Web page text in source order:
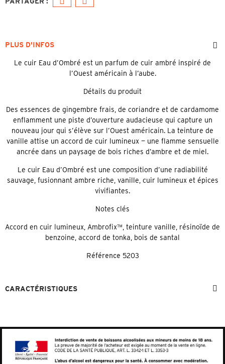
PLUS D'INFOS
Le cuir Eau d’Ombré est un parfum de cuir ambré inspiré de
l’Ouest américain à l’aube.
Détails du produit
Des essences de gingembre frais, de coriandre et de cardamome
enflamment une piste d’ouverture audacieuse qui capture un
nouveau jour qui s’élève sur l’Ouest américain. La teinture de
vanille attise un accord de cuir lumineux — une flamme sensuelle
ancrée dans un paysage de bois riches d’ambre et de miel.
Le cuir Eau d’Ombré est une composition d’une radiabilité
sauvage, fusionnant ambre riche, vanille, cuir lumineux et épices
vivifiantes.
Notes clés
Accord en cuir lumineux, Ambrofix™, teinture vanille, résinoïde de
benzoine, accord de tonka, bois de santal
Référence 5203
CARACTÉRISTIQUES